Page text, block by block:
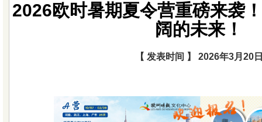
2026欧时暑期夏令营重磅来袭
阔的未来！
【 发表时间 】 2026年3月20